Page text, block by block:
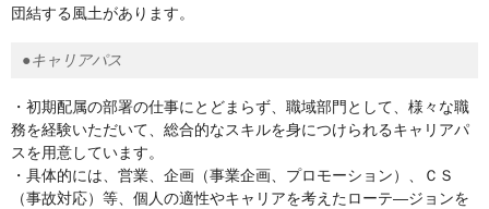
団結する風土があります。
●キャリアパス
・初期配属の部署の仕事にとどまらず、職域部門として、様々な職
務を経験いただいて、総合的なスキルを身につけられるキャリアパ
スを用意しています。
・具体的には、営業、企画（事業企画、プロモーション）、ＣＳ
（事故対応）等、個人の適性やキャリアを考えたローテ―ジョンを